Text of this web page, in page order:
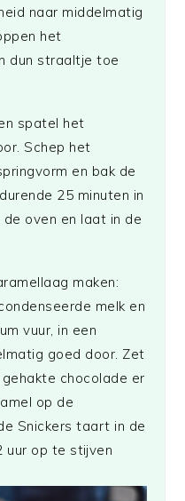
naar middelmatig
het
dun straaltje toe
spatel het
Schep het
en bak de
25 minuten in
oven en laat in de
maken:
melk en
vuur, in een
goed door. Zet
chocolade er
op de
Snickers taart in de
uur op te stijven